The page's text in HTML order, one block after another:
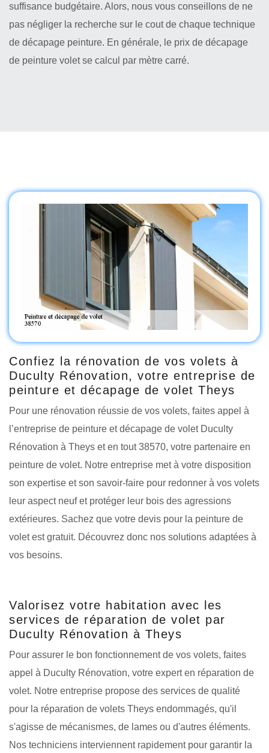
suffisance budgétaire. Alors, nous vous conseillons de ne
pas négliger la recherche sur le cout de chaque technique
de décapage peinture. En générale, le prix de décapage
de peinture volet se calcul par mètre carré.
Confiez la rénovation de vos volets à
Duculty Rénovation, votre entreprise de
peinture et décapage de volet Theys
Pour une rénovation réussie de vos volets, faites appel à
l’entreprise de peinture et décapage de volet Duculty
Rénovation à Theys et en tout 38570, votre partenaire en
peinture de volet. Notre entreprise met à votre disposition
son expertise et son savoir-faire pour redonner à vos volets
leur aspect neuf et protéger leur bois des agressions
extérieures. Sachez que votre devis pour la peinture de
volet est gratuit. Découvrez donc nos solutions adaptées à
vos besoins.
Valorisez votre habitation avec les
services de réparation de volet par
Duculty Rénovation à Theys
Pour assurer le bon fonctionnement de vos volets, faites
appel à Duculty Rénovation, votre expert en réparation de
volet. Notre entreprise propose des services de qualité
pour la réparation de volets Theys endommagés, qu'il
s'agisse de mécanismes, de lames ou d'autres éléments.
Nos techniciens interviennent rapidement pour garantir la